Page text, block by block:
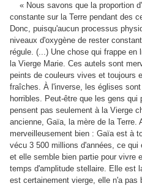
« Nous savons que la proportion
constante sur la Terre pendant des
Donc, puisqu'aucun processus
niveaux d'oxygène de rester
régule. (...) Une chose qui frappe en
la Vierge Marie. Ces autels sont
peints de couleurs vives et toujours
fraîches. À l'inverse, les églises
horribles. Peut-être que les gens
pensent pas seulement à la Vierge
ancienne, Gaïa, la mère de la Terre.
merveilleusement bien : Gaïa est à
vécu 3 500 millions d'années, ce
et elle semble bien partie pour vivre
temps d'amplitude stellaire. Elle est
est certainement vierge, elle n'a pas